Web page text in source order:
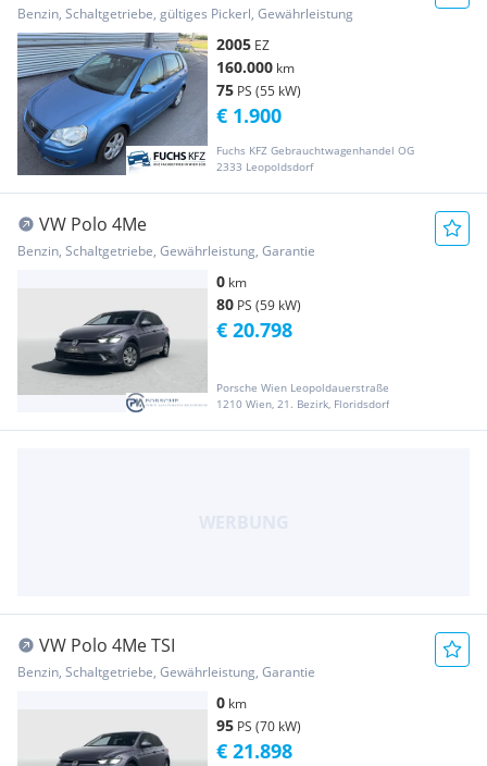
Benzin, Schaltgetriebe, gültiges Pickerl, Gewährleistung
2005 EZ
160.000 km
75 PS (55 kW)
Fuchs KFZ Gebrauchtwagenhandel OG
2333 Leopoldsdorf
€ 1.900
VW Polo 4Me
Benzin, Schaltgetriebe, Gewährleistung, Garantie
0 km
80 PS (59 kW)
Porsche Wien Leopoldauerstraße
1210 Wien, 21. Bezirk, Floridsdorf
€ 20.798
VW Polo 4Me TSI
Benzin, Schaltgetriebe, Gewährleistung, Garantie
0 km
95 PS (70 kW)
€ 21.898